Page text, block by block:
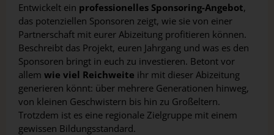
Entwickelt ein professionelles Sponsoring-Angebot,
das potenziellen Sponsoren zeigt, wie sie von einer
Partnerschaft mit eurer Abizeitung profitieren können.
Beschreibt das Projekt, euren Jahrgang und was es den
Sponsoren bringt in euch zu investieren. Betont vor
allem wie viel Reichweite ihr mit dieser Abizeitung
generieren könnt: über mehrere Generationen hinweg,
von kleinen Geschwistern bis hin zu Großeltern.
Trotzdem ist es eine regionale Zielgruppe mit einem
gewissen Bildungsstandard.